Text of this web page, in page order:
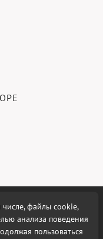
18+
наличии активной
файлы cookie,
анализа поведения
пользоваться